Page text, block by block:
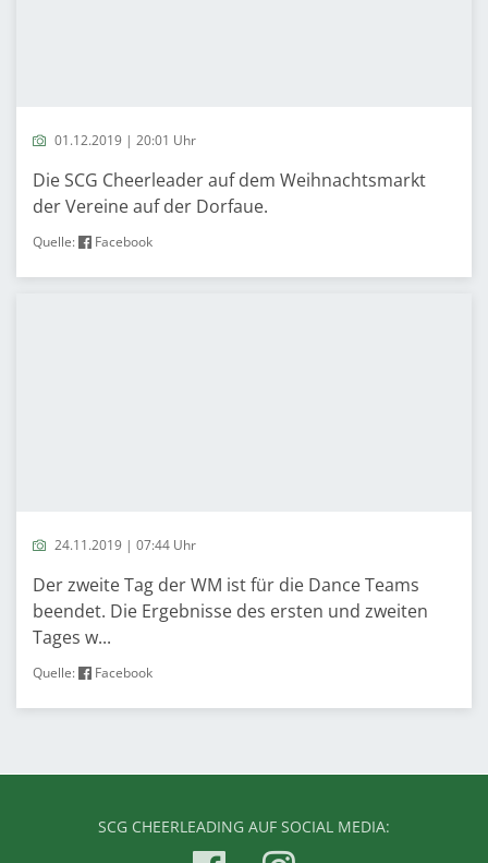
01.12.2019 | 20:01 Uhr
Die SCG Cheerleader auf dem Weihnachtsmarkt
der Vereine auf der Dorfaue.
Quelle: Facebook
24.11.2019 | 07:44 Uhr
Der zweite Tag der WM ist für die Dance Teams
beendet. Die Ergebnisse des ersten und zweiten
Tages w...
Quelle: Facebook
SCG CHEERLEADING AUF SOCIAL MEDIA: